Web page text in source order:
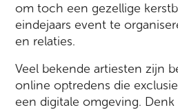
om toch een gezellige
eindejaars event te
en relaties.
Veel bekende artiesten zijn
online optredens die
een digitale omgeving.